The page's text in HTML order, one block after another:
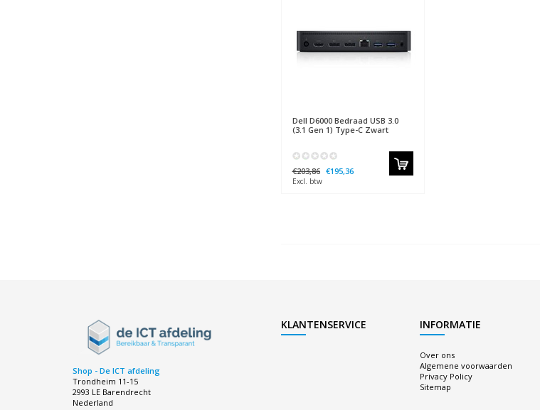
Dell D6000 Bedraad USB 3.0
(3.1 Gen 1) Type-C Zwart
€203,86 €195,36
Excl. btw
Shop - De ICT afdeling
Trondheim 11-15
2993 LE Barendrecht
Nederland
KLANTENSERVICE INFORMATIE
Over ons
Algemene voorwaarden
Privacy Policy
Sitemap